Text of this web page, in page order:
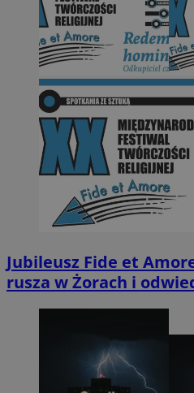
Jubileusz Fide et
rusza w Żorach i